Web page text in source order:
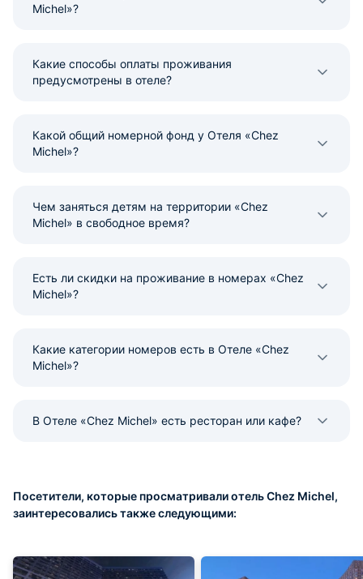
Michel»?
Какие способы оплаты проживания
предусмотрены в отеле?
Какой общий номерной фонд у Отеля «Chez
Michel»?
Чем заняться детям на территории «Chez
Michel» в свободное время?
Есть ли скидки на проживание в номерах «Chez
Michel»?
Какие категории номеров есть в Отеле «Chez
Michel»?
В Отеле «Chez Michel» есть ресторан или кафе?
Посетители, которые просматривали отель Chez Michel,
заинтересовались также следующими: